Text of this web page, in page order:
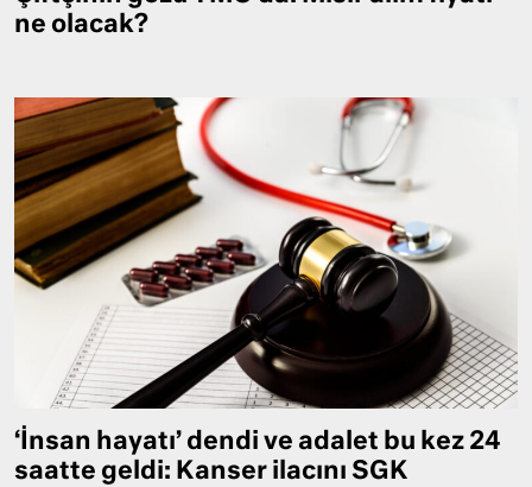
ne olacak?
‘İnsan hayatı’ dendi ve adalet bu kez 24
saatte geldi: Kanser ilacını SGK